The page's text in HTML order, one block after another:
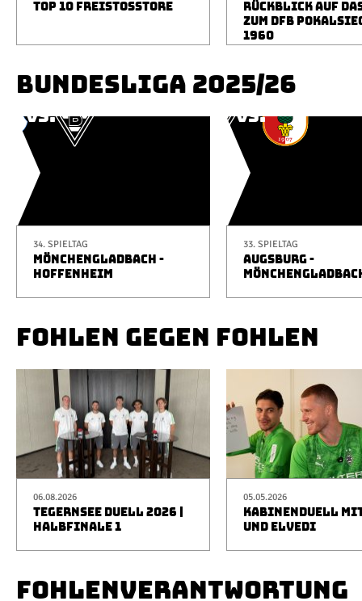
TOP 10 FREISTOSSTORE
RÜCKBLICK AUF
ZUM DFB
1960
BUNDESLIGA 2025/26
34. SPIELTAG
MÖNCHENGLADBACH -
HOFFENHEIM
33. SPIELTAG
AUGSBURG -
FOHLEN GEGEN FOHLEN
06.08.2026
TEGERNSEE DUELL 2026 |
HALBFINALE 1
05.05.2026
KABINENDUELL
UND ELVEDI
FOHLENVERANTWORTUNG